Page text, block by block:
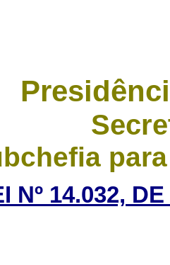
Nº 14.032,